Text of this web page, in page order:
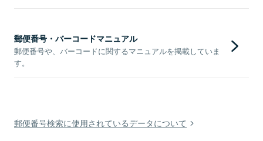
郵便番号・バーコードマニュアル
郵便番号や、バーコードに関するマニュアルを掲載していま
す。
郵便番号検索に使用されているデータについて